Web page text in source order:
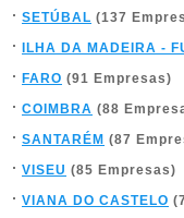
SETÚBAL (137
ILHA DA MADEIRA -
FARO (91 Empresas)
COIMBRA (88
SANTARÉM (87
VISEU (85 Empresas)
VIANA DO CASTELO